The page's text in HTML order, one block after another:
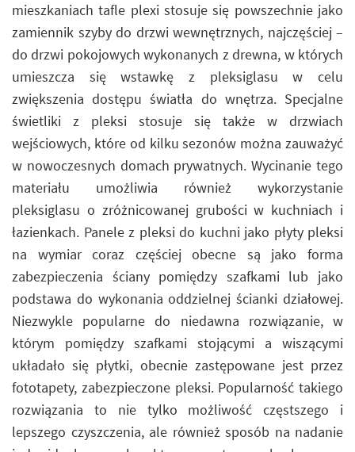
mieszkaniach tafle plexi stosuje się powszechnie jako
zamiennik szyby do drzwi wewnętrznych, najczęściej –
do drzwi pokojowych wykonanych z drewna, w których
umieszcza się wstawkę z pleksiglasu w celu
zwiększenia dostępu światła do wnętrza. Specjalne
świetliki z pleksi stosuje się także w drzwiach
wejściowych, które od kilku sezonów można zauważyć
w nowoczesnych domach prywatnych. Wycinanie tego
materiału umożliwia również wykorzystanie
pleksiglasu o zróżnicowanej grubości w kuchniach i
łazienkach. Panele z pleksi do kuchni jako płyty pleksi
na wymiar coraz częściej obecne są jako forma
zabezpieczenia ściany pomiędzy szafkami lub jako
podstawa do wykonania oddzielnej ścianki działowej.
Niezwykle popularne do niedawna rozwiązanie, w
którym pomiędzy szafkami stojącymi a wiszącymi
układało się płytki, obecnie zastępowane jest przez
fototapety, zabezpieczone pleksi. Popularność takiego
rozwiązania to nie tylko możliwość częstszego i
lepszego czyszczenia, ale również sposób na nadanie